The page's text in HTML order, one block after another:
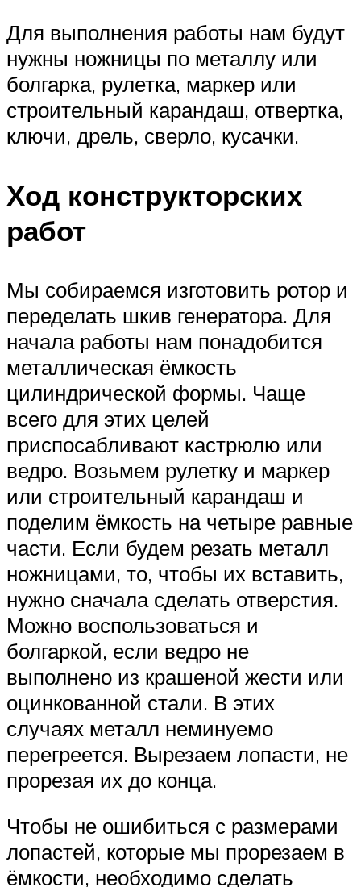
Для выполнения работы нам будут
нужны ножницы по металлу или
болгарка, рулетка, маркер или
строительный карандаш, отвертка,
ключи, дрель, сверло, кусачки.
Ход конструкторских
работ
Мы собираемся изготовить ротор и
переделать шкив генератора. Для
начала работы нам понадобится
металлическая ёмкость
цилиндрической формы. Чаще
всего для этих целей
приспосабливают кастрюлю или
ведро. Возьмем рулетку и маркер
или строительный карандаш и
поделим ёмкость на четыре равные
части. Если будем резать металл
ножницами, то, чтобы их вставить,
нужно сначала сделать отверстия.
Можно воспользоваться и
болгаркой, если ведро не
выполнено из крашеной жести или
оцинкованной стали. В этих
случаях металл неминуемо
перегреется. Вырезаем лопасти, не
прорезая их до конца.
Чтобы не ошибиться с размерами
лопастей, которые мы прорезаем в
ёмкости, необходимо сделать